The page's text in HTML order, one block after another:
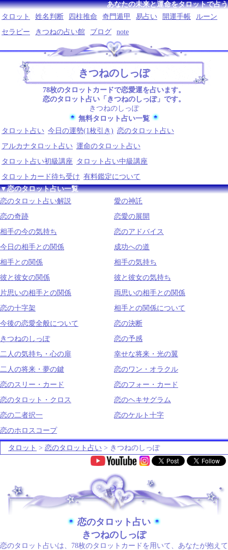
あなたの未来と運命をタロットで占う
タロット
姓名判断 四柱推命 奇門遁甲 易占い 開運手帳
ルーン
セラピー
きつねの占い館 ブログ note
きつねのしっぽ
78枚のタロットカードで恋愛運を占います。
恋のタロット占い「きつねのしっぽ」です。
きつねのしっぽ
無料タロット占い一覧
タロット占い 今日の運勢(1枚引き) 恋のタロット占い
アルカナタロット占い 運命のタロット占い
タロット占い初級講座
タロット占い中級講座
タロットカード待ち受け 有料鑑定について
▼恋のタロット占い一覧
恋のタロット占い解説
愛の神託
恋の奇跡
恋愛の展開
相手の今の気持ち
恋のアドバイス
今日の相手との関係
成功への道
相手との関係
相手の気持ち
彼と彼女の関係
彼と彼女の気持ち
片思いの相手との関係
両思いの相手との関係
恋の十字架
相手との関係について
今後の恋愛全般について
恋の決断
きつねのしっぽ
恋の予感
二人の気持ち・心の扉
幸せな将来・光の翼
二人の将来・夢の鍵
恋のワン・オラクル
恋のスリー・カード
恋のフォー・カード
恋のタロット・クロス
恋のヘキサグラム
恋の二者択一
恋のケルト十字
恋のホロスコープ
タロット > 恋のタロット占い > きつねのしっぽ
.
恋のタロット占い
きつねのしっぽ
恋のタロット占いは、78枚のタロットカードを用いて、あなたが抱えて